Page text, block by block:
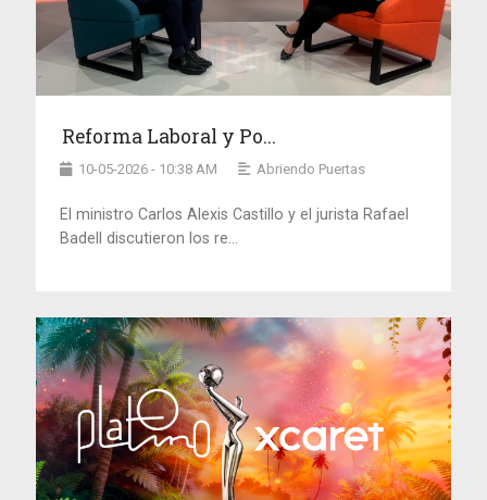
Reforma Laboral y Po...
10-05-2026 - 10:38 AM Abriendo Puertas
El ministro Carlos Alexis Castillo y el jurista Rafael
Badell discutieron los re...